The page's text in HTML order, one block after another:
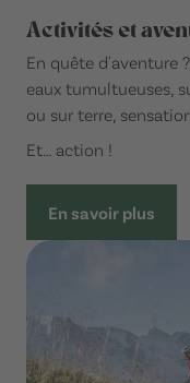
Activités et
En quête d'aventure
eaux tumultueuses,
ou sur terre,
Et… action !
En savoir plus